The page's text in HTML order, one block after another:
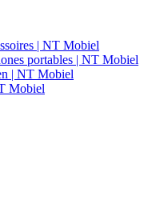
| NT Mobiel
portables | NT Mobiel
| NT Mobiel
Mobiel